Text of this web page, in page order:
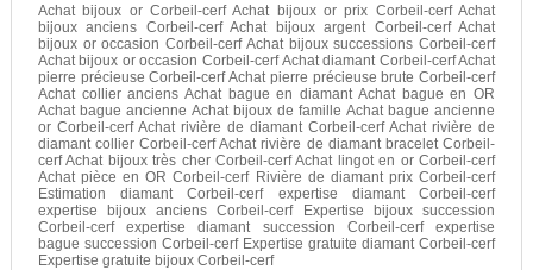
Achat bijoux or Corbeil-cerf Achat bijoux or prix Corbeil-cerf Achat
bijoux anciens Corbeil-cerf Achat bijoux argent Corbeil-cerf Achat
bijoux or occasion Corbeil-cerf Achat bijoux successions Corbeil-cerf
Achat bijoux or occasion Corbeil-cerf Achat diamant Corbeil-cerf Achat
pierre précieuse Corbeil-cerf Achat pierre précieuse brute Corbeil-cerf
Achat collier anciens Achat bague en diamant Achat bague en OR
Achat bague ancienne Achat bijoux de famille Achat bague ancienne
or Corbeil-cerf Achat rivière de diamant Corbeil-cerf Achat rivière de
diamant collier Corbeil-cerf Achat rivière de diamant bracelet Corbeil-
cerf Achat bijoux très cher Corbeil-cerf Achat lingot en or Corbeil-cerf
Achat pièce en OR Corbeil-cerf Rivière de diamant prix Corbeil-cerf
Estimation diamant Corbeil-cerf expertise diamant Corbeil-cerf
expertise bijoux anciens Corbeil-cerf Expertise bijoux succession
Corbeil-cerf expertise diamant succession Corbeil-cerf expertise
bague succession Corbeil-cerf Expertise gratuite diamant Corbeil-cerf
Expertise gratuite bijoux Corbeil-cerf